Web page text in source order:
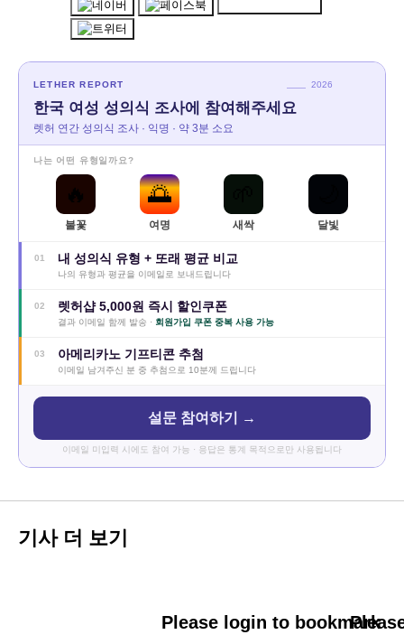
LETHER REPORT 2026
한국 여성 성의식 조사에 참여해주세요
렛허 연간 성의식 조사 · 익명 · 약 3분 소요
나는 어떤 유형일까요?
🔥
불꽃
🌅
여명 새싹 달빛
01 내 성의식 유형 + 또래 평균 비교
나의 유형과 평균을 이메일로 보내드립니다
02 렛허샵 5,000원 즉시 할인쿠폰
결과 이메일 함께 발송 · 회원가입 쿠폰 중복 사용 가능
03 아메리카노 기프티콘 추첨
이메일 남겨주신 분 중 추첨으로 10분께 드립니다
설문 참여하기 →
이메일 미입력 시에도 참여 가능 · 응답은 통계 목적으로만 사용됩니다
기사 더 보기
Please login to bookmark